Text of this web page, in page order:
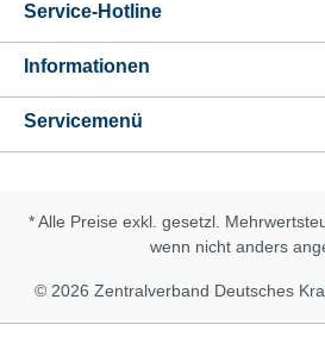
Service-Hotline
Informationen
Servicemenü
* Alle Preise exkl. gesetzl.
wenn nicht anders
© 2026 Zentralverband Deutsches